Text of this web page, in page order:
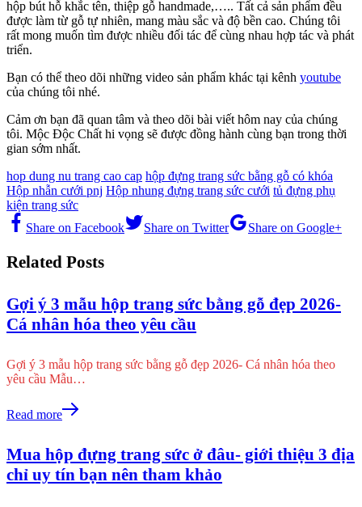
hộp bút hỗ khắc tên, thiệp gỗ handmade,….. Tất cả sản phẩm đều
được làm từ gỗ tự nhiên, mang màu sắc và độ bền cao. Chúng tôi
rất mong muốn tìm được nhiều đối tác để cùng nhau hợp tác và phát
triển.
Bạn có thể theo dõi những video sản phẩm khác tại kênh youtube
của chúng tôi nhé.
Cảm ơn bạn đã quan tâm và theo dõi bài viết hôm nay của chúng
tôi. Mộc Độc Chất hi vọng sẽ được đồng hành cùng bạn trong thời
gian sớm nhất.
hop dung nu trang cao cap hộp đựng trang sức bằng gỗ có khóa
Hộp nhẫn cưới pnj Hộp nhung đựng trang sức cưới tủ đựng phụ
kiện trang sức
Share on Facebook
Share on Twitter Share on Google+
Related Posts
Gợi ý 3 mẫu hộp trang sức bằng gỗ đẹp 2026-
Cá nhân hóa theo yêu cầu
Gợi ý 3 mẫu hộp trang sức bằng gỗ đẹp 2026- Cá nhân hóa theo
yêu cầu Mẫu…
Read more
Mua hộp đựng trang sức ở đâu- giới thiệu 3 địa
chỉ uy tín bạn nên tham khảo